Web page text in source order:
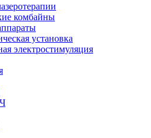
комбайны
установка
электростимуляция